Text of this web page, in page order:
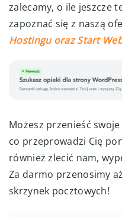
zalecamy, o ile jeszcze
zapoznać się z naszą
Hostingu oraz Start
Możesz przenieść
co przeprowadzi Cię
również zlecić nam,
Za darmo przenosimy
skrzynek pocztowych!